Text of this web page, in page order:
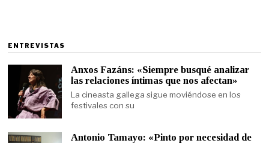
ENTREVISTAS
Anxos Fazáns: «Siempre busqué analizar
las relaciones íntimas que nos afectan»
La cineasta gallega sigue moviéndose en los
festivales con su
Antonio Tamayo: «Pinto por necesidad de